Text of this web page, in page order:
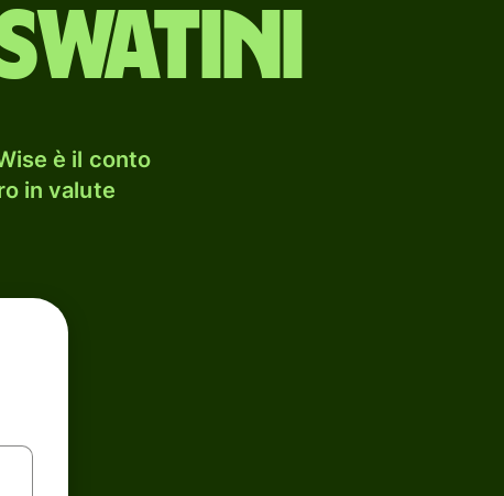
è il conto
in valute